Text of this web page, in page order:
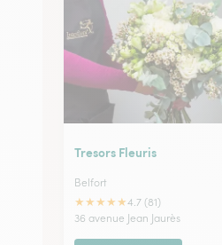
Tresors Fleuris
Belfort
★★★★★4.7 (81)
36 avenue Jean Jaurès